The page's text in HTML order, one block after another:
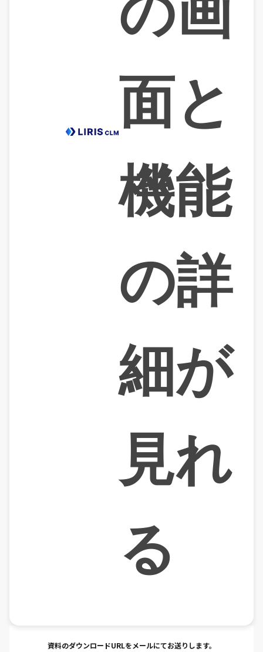
面と
機能
の詳
細が
見れ
る
資料のダウンロードURLをメールにてお送りします。